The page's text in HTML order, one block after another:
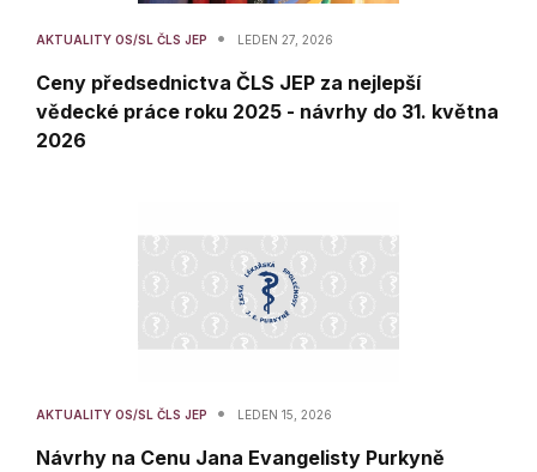
AKTUALITY OS/SL ČLS JEP • LEDEN 27, 2026
Ceny předsednictva ČLS JEP za nejlepší
vědecké práce roku 2025 - návrhy do 31. května
2026
AKTUALITY OS/SL ČLS JEP • LEDEN 15, 2026
Návrhy na Cenu Jana Evangelisty Purkyně